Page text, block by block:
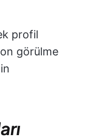
profil
görülme